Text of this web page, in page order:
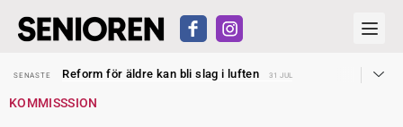
SENASTE
Reform för äldre kan bli slag i luften
31 JUL
SENASTE
Dom öppnar för rätt till garantipension
KOMMISSSION